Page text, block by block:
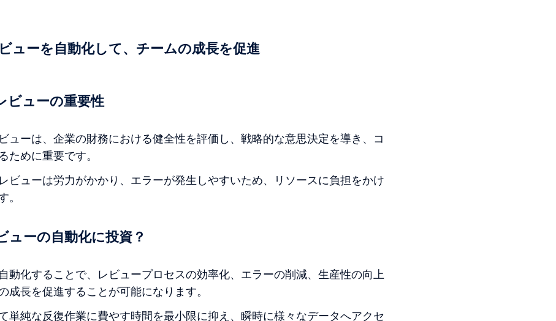
ューを自動化して、チームの成長を促進
ビューの重要性
ューは、企業の財務における健全性を評価し、戦略的な意思決定を導き、コ
ために重要です。
ビューは労力がかかり、エラーが発生しやすいため、リソースに負担をかけ
。
ューの自動化に投資？
動化することで、レビュープロセスの効率化、エラーの削減、生産性の向上
成長を促進することが可能になります。
単純な反復作業に費やす時間を最小限に抑え、瞬時に様々なデータへアクセ